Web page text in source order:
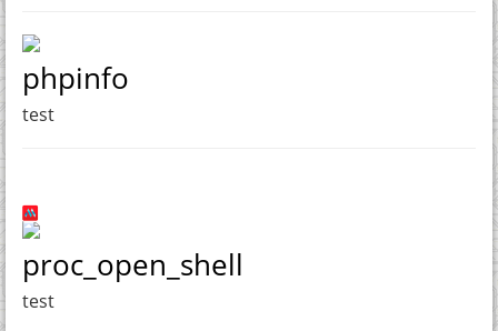
phpinfo
test
proc_open_shell
test